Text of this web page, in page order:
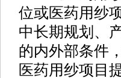
位或医药用纱
中长期规划、
的内外部条件
医药用纱项目